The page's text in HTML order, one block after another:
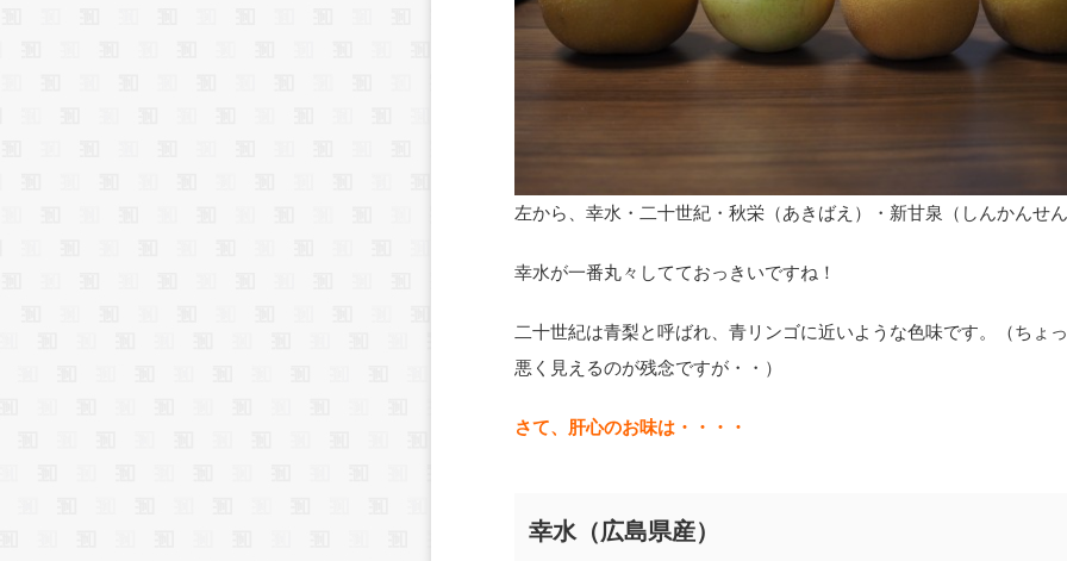
左から、幸水・二十世紀・秋栄（あきばえ）・新甘泉（しんかんせ
幸水が一番丸々してておっきいですね！
二十世紀は青梨と呼ばれ、青リンゴに近いような色味です。（ちょ
悪く見えるのが残念ですが・・）
さて、肝心のお味は・・・・
幸水（広島県産）